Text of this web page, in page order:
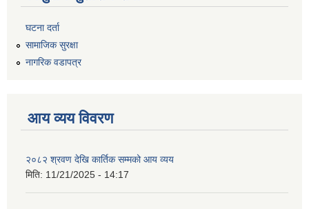
घटना दर्ता
सामाजिक सुरक्षा
नागरिक वडापत्र
आय व्यय विवरण
२०८२ श्रवण देखि कार्तिक सम्मको आय व्यय
मिति: 11/21/2025 - 14:17